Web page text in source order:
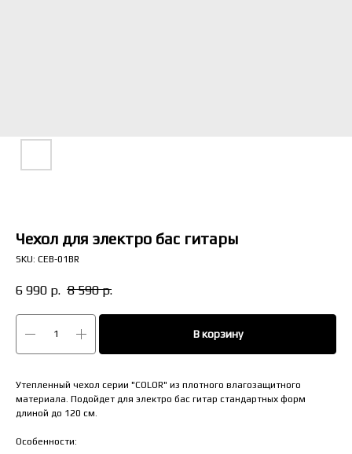
Чехол для электро бас гитары
SKU: CEB-01BR
6 990 р. 8 590 р.
В корзину
Утепленный чехол серии "COLOR" из плотного влагозащитного
материала. Подойдет для электро бас гитар стандартных форм
длиной до 120 см.
Особенности: